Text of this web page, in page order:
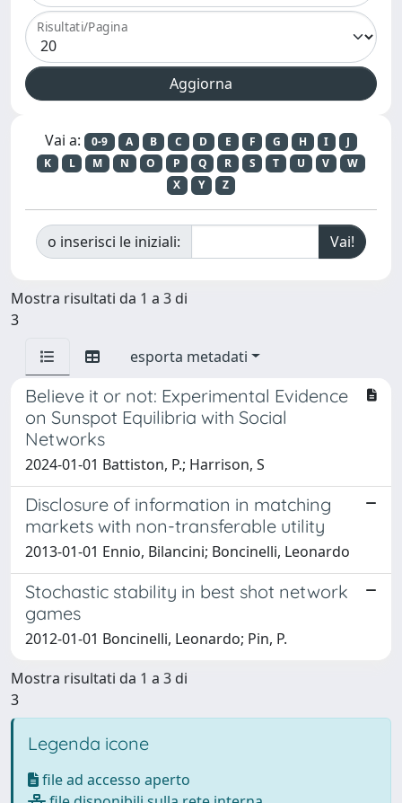
Risultati/Pagina
Vai a: 0-9 A B C D E F G H I
J
K
L M N O P Q R S T U V
W
X
Y Z
o inserisci le iniziali:
Mostra risultati da 1 a 3 di
3
esporta metadati
Believe it or not: Experimental Evidence
on Sunspot Equilibria with Social
Networks
2024-01-01 Battiston, P.; Harrison, S
Disclosure of information in matching
markets with non-transferable utility
2013-01-01 Ennio, Bilancini; Boncinelli, Leonardo
Stochastic stability in best shot network
games
2012-01-01 Boncinelli, Leonardo; Pin, P.
Mostra risultati da 1 a 3 di
3
Legenda icone
file ad accesso aperto